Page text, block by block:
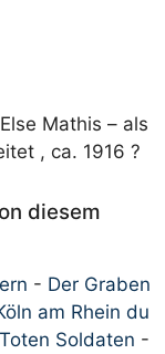
Mathis – als
, ca. 1916 ?
diesem
- Der Graben
am Rhein du
Soldaten -